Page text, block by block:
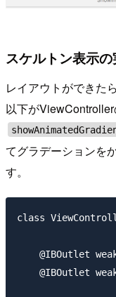
スケルトン表示
レイアウトができた
以下がViewController
てグラデーションを
す。
class
@IBOutlet
@IBOutlet